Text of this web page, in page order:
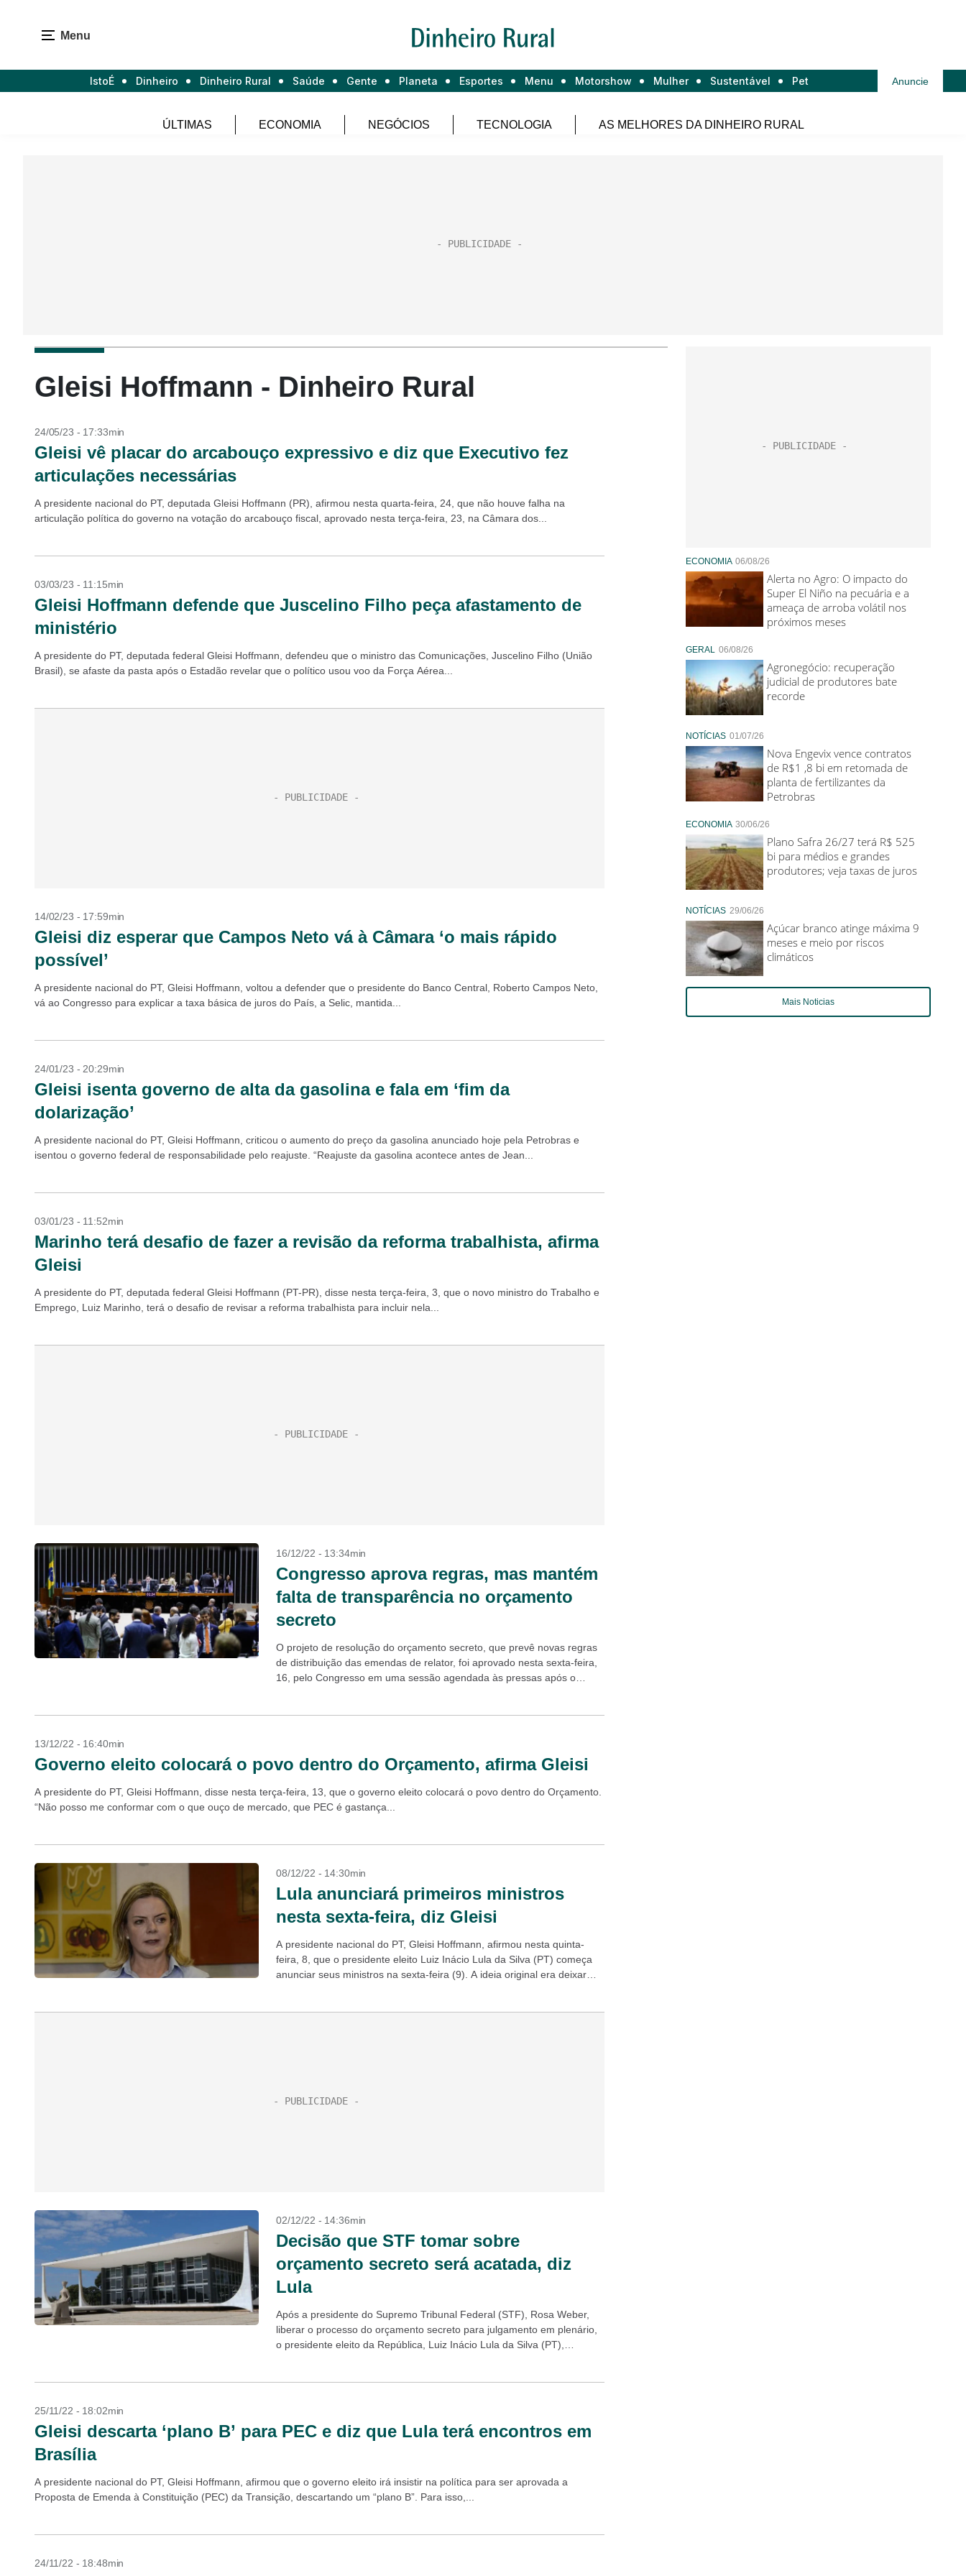
Menu
IstoÉ Dinheiro Dinheiro Rural Saúde Gente Planeta Esportes Menu Motorshow Mulher Sustentável Pet Anuncie
ÚLTIMAS ECONOMIA NEGÓCIOS TECNOLOGIA AS MELHORES DA DINHEIRO RURAL
Gleisi Hoffmann - Dinheiro Rural
24/05/23 - 17:33min
Gleisi vê placar do arcabouço expressivo e diz que Executivo fez
articulações necessárias
A presidente nacional do PT, deputada Gleisi Hoffmann (PR), afirmou nesta quarta-feira, 24, que não houve falha na
articulação política do governo na votação do arcabouço fiscal, aprovado nesta terça-feira, 23, na Câmara dos...
03/03/23 - 11:15min
Gleisi Hoffmann defende que Juscelino Filho peça afastamento de
ministério
A presidente do PT, deputada federal Gleisi Hoffmann, defendeu que o ministro das Comunicações, Juscelino Filho (União
Brasil), se afaste da pasta após o Estadão revelar que o político usou voo da Força Aérea...
14/02/23 - 17:59min
Gleisi diz esperar que Campos Neto vá à Câmara ‘o mais rápido
possível’
A presidente nacional do PT, Gleisi Hoffmann, voltou a defender que o presidente do Banco Central, Roberto Campos Neto,
vá ao Congresso para explicar a taxa básica de juros do País, a Selic, mantida...
24/01/23 - 20:29min
Gleisi isenta governo de alta da gasolina e fala em ‘fim da
dolarização’
A presidente nacional do PT, Gleisi Hoffmann, criticou o aumento do preço da gasolina anunciado hoje pela Petrobras e
isentou o governo federal de responsabilidade pelo reajuste. “Reajuste da gasolina acontece antes de Jean...
03/01/23 - 11:52min
Marinho terá desafio de fazer a revisão da reforma trabalhista, afirma
Gleisi
A presidente do PT, deputada federal Gleisi Hoffmann (PT-PR), disse nesta terça-feira, 3, que o novo ministro do Trabalho e
Emprego, Luiz Marinho, terá o desafio de revisar a reforma trabalhista para incluir nela...
16/12/22 - 13:34min
Congresso aprova regras, mas mantém
falta de transparência no orçamento
secreto
O projeto de resolução do orçamento secreto, que prevê novas regras
de distribuição das emendas de relator, foi aprovado nesta sexta-feira,
16, pelo Congresso em uma sessão agendada às pressas após o
13/12/22 - 16:40min
Governo eleito colocará o povo dentro do Orçamento, afirma Gleisi
A presidente do PT, Gleisi Hoffmann, disse nesta terça-feira, 13, que o governo eleito colocará o povo dentro do Orçamento.
“Não posso me conformar com o que ouço de mercado, que PEC é gastança...
08/12/22 - 14:30min
Lula anunciará primeiros ministros
nesta sexta-feira, diz Gleisi
A presidente nacional do PT, Gleisi Hoffmann, afirmou nesta quinta-
feira, 8, que o presidente eleito Luiz Inácio Lula da Silva (PT) começa
anunciar seus ministros na sexta-feira (9). A ideia original era deixar
02/12/22 - 14:36min
Decisão que STF tomar sobre
orçamento secreto será acatada, diz
Lula
Após a presidente do Supremo Tribunal Federal (STF), Rosa Weber,
liberar o processo do orçamento secreto para julgamento em plenário,
o presidente eleito da República, Luiz Inácio Lula da Silva (PT),
25/11/22 - 18:02min
Gleisi descarta ‘plano B’ para PEC e diz que Lula terá encontros em
Brasília
A presidente nacional do PT, Gleisi Hoffmann, afirmou que o governo eleito irá insistir na política para ser aprovada a
Proposta de Emenda à Constituição (PEC) da Transição, descartando um “plano B”. Para isso,...
24/11/22 - 18:48min
ECONOMIA 06/08/26
Alerta no Agro: O impacto do
Super El Niño na pecuária e a
ameaça de arroba volátil nos
próximos meses
GERAL 06/08/26
Agronegócio: recuperação
judicial de produtores bate
recorde
NOTÍCIAS 01/07/26
Nova Engevix vence contratos
de R$1 ,8 bi em retomada de
planta de fertilizantes da
Petrobras
ECONOMIA 30/06/26
Plano Safra 26/27 terá R$ 525
bi para médios e grandes
produtores; veja taxas de juros
NOTÍCIAS 29/06/26
Açúcar branco atinge máxima 9
meses e meio por riscos
climáticos
Mais Noticias